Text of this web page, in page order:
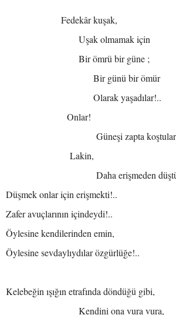
Fedekâr kuşak,
Uşak olmamak için
Bir ömrü bir güne ;
Bir günü bir ömür
Olarak yaşadılar!..
Onlar!
Güneşi zapta
Lakin,
Daha erişmeden
Düşmek onlar için erişmekti!..
Zafer avuçlarının içindeydi!..
Öylesine kendilerinden emin,
Öylesine sevdaylıydılar özgürlüğe!..
Kelebeğin ışığın etrafında döndüğü gibi,
Kendini ona vura vura,